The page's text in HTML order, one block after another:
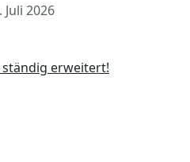
2026
erweitert!